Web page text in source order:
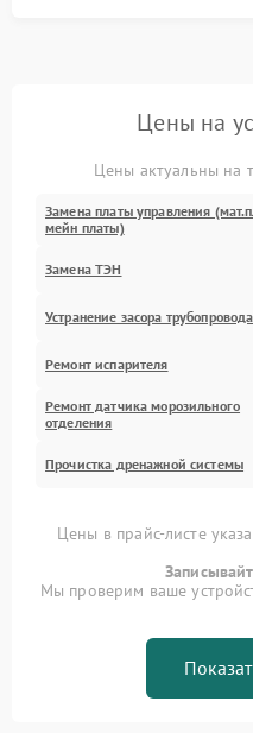
Цены на
Цены актуальны на
Замена платы управления
мейн платы)
Замена ТЭН
Устранение засора трубопровода
Ремонт испарителя
Ремонт датчика морозильного
отделения
Прочистка дренажной системы
Цены в прайс-листе
Мы проверим ваше